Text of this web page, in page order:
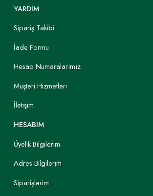
YARDIM
Sipariş Takibi
İade Formu
Hesap Numaralarımız
Müşteri Hizmetleri
İletişim
HESABIM
Üyelik Bilgilerim
Adres Bilgilerim
Siparişlerim